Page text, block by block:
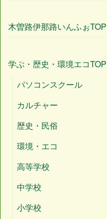
木曽路伊那路いんふぉTOP
学ぶ・歴史・環境エコTOP
パソコンスクール
カルチャー
歴史・民俗
環境・エコ
高等学校
中学校
小学校